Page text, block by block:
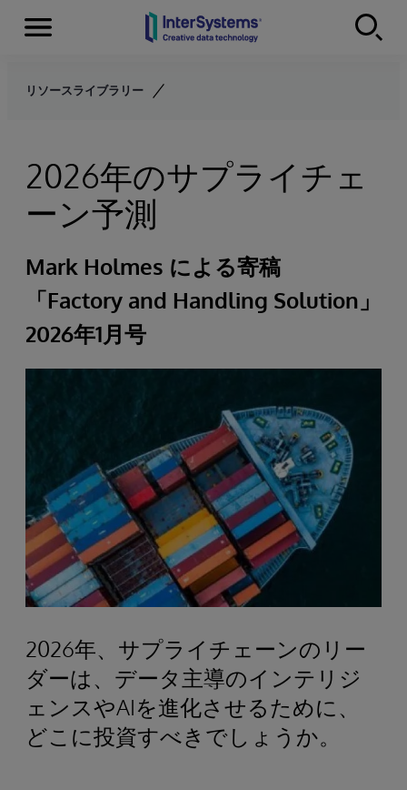
Skip to content
Menu
リソースライブラリー
2026年のサプライチェ
ーン予測
Mark Holmes による寄稿
「Factory and Handling Solution」
2026年1月号
2026年、サプライチェーンのリー
ダーは、データ主導のインテリジ
ェンスやAIを進化させるために、
どこに投資すべきでしょうか。